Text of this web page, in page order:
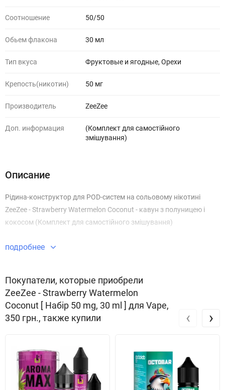
Соотношение 50/50
Обьем флакона 30 мл
Тип вкуса Фруктовые и ягодные, Орехи
Крепость(никотин) 50 мг
Производитель ZeeZee
Доп. информация
(Комплект для самостійного
змішування)
Описание
Рідина-конструктор для POD-систем на сольовому нікотині
ZeeZee - Strawberry Watermelon Coconut - кавун з полуницею і
кокосом (Комплект для самостійного змішування)
подробнее
Покупатели, которые приобрели
ZeeZee - Strawberry Watermelon
Coconut [ Набір 50 mg, 30 ml ] для Vape,
350 грн., также купили
‹ ›